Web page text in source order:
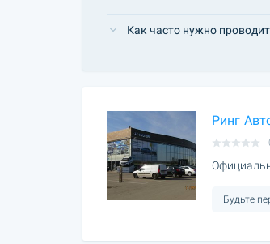
Как часто нужно
Ринг
Будьте